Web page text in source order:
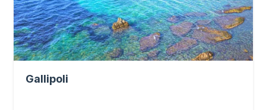
Gallipoli